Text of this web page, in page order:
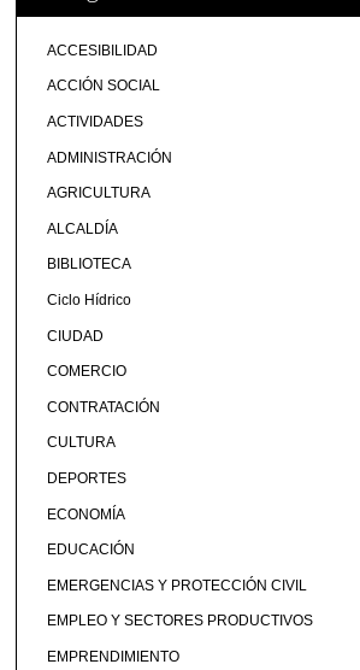
ACCESIBILIDAD
ACCIÓN SOCIAL
ACTIVIDADES
ADMINISTRACIÓN
AGRICULTURA
ALCALDÍA
BIBLIOTECA
Ciclo Hídrico
CIUDAD
COMERCIO
CONTRATACIÓN
CULTURA
DEPORTES
ECONOMÍA
EDUCACIÓN
EMERGENCIAS Y PROTECCIÓN CIVIL
EMPLEO Y SECTORES PRODUCTIVOS
EMPRENDIMIENTO